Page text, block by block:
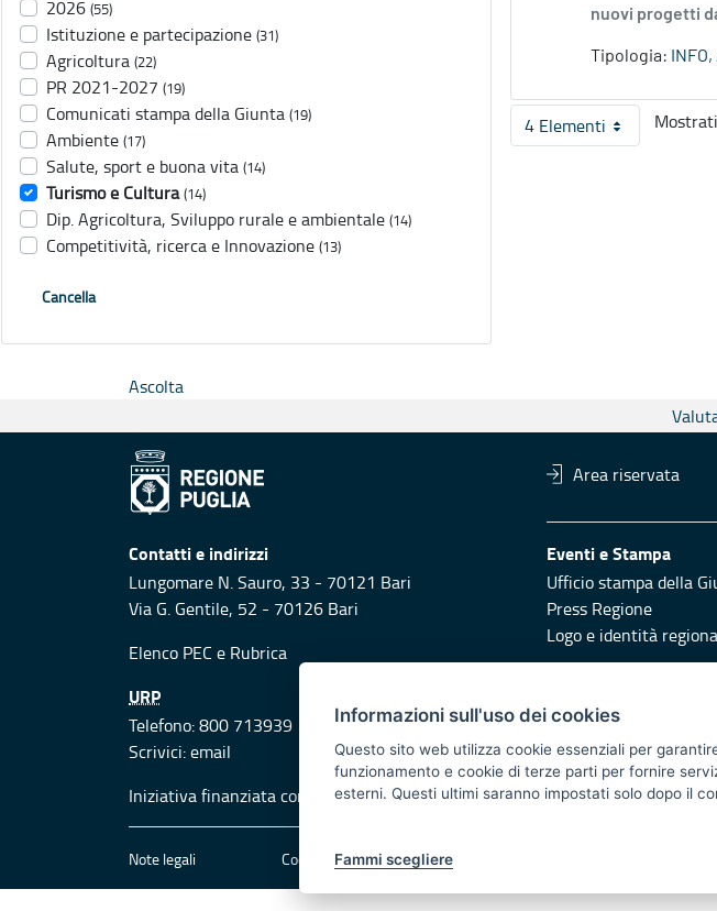
2026 (55)
Istituzione e partecipazione (31)
Agricoltura (22)
PR 2021-2027 (19)
Comunicati stampa della Giunta (19)
Ambiente (17)
Salute, sport e buona vita (14)
Turismo e Cultura (14)
Dip. Agricoltura, Sviluppo rurale e ambientale (14)
Competitività, ricerca e Innovazione (13)
Cancella
nuovi progetti
Tipologia:
4 ElementiPer pagina
Ascolta
Area riservata
Contatti e indirizzi
Lungomare N. Sauro, 33 - 70121 Bari
Via G. Gentile, 52 - 70126 Bari
Elenco PEC e Rubrica
Eventi e Stampa
Ufficio stampa della
Press Regione
Logo e identità
URP
Telefono: 800 713939
Scrivici:email
Responsabili di
Iniziativa finanziata con risorse del POR Puglia 2014/2020 - Asse XI
Note legali Cookie e privacy
Informazioni sull'uso dei cookies
Questo sito web utilizza cookie essenziali per
funzionamento e cookie di terze parti per fornire
esterni. Questi ultimi saranno impostati solo dopo il
Fammi scegliere